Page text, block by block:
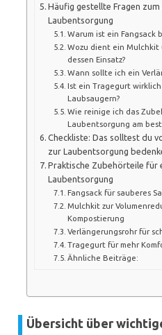
Häufig gestellte Fragen
Laubentsorgung
Warum ist ein Fangsack
Wozu dient ein Mulchkit
dessen Einsatz?
Wann sollte ich ein
Ist ein Tragegurt
Laubsaugern?
Wie reinige ich das
Laubentsorgung am
Checkliste: Das solltest du
zur Laubentsorgung
Praktische Zubehörteile für
Laubentsorgung
Fangsack für sauberes
Mulchkit zur
Kompostierung
Verlängerungsrohr für
Tragegurt für mehr
Ähnliche Beiträge:
Übersicht über